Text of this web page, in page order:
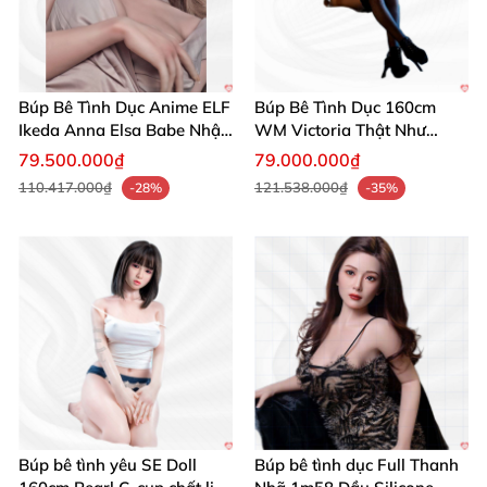
Búp Bê Tình Dục Anime ELF
Ikeda Anna Elsa Babe Nhật
Bản 160cm 165cm
79.500.000₫
110.417.000₫ -28%
Búp Bê Tình Dục 160cm
WM Victoria Thật Như
Người Thật Sang Trọng
79.000.000₫
121.538.000₫ -35%
Búp bê tình yêu SE Doll
Búp bê tình dục Full Thanh